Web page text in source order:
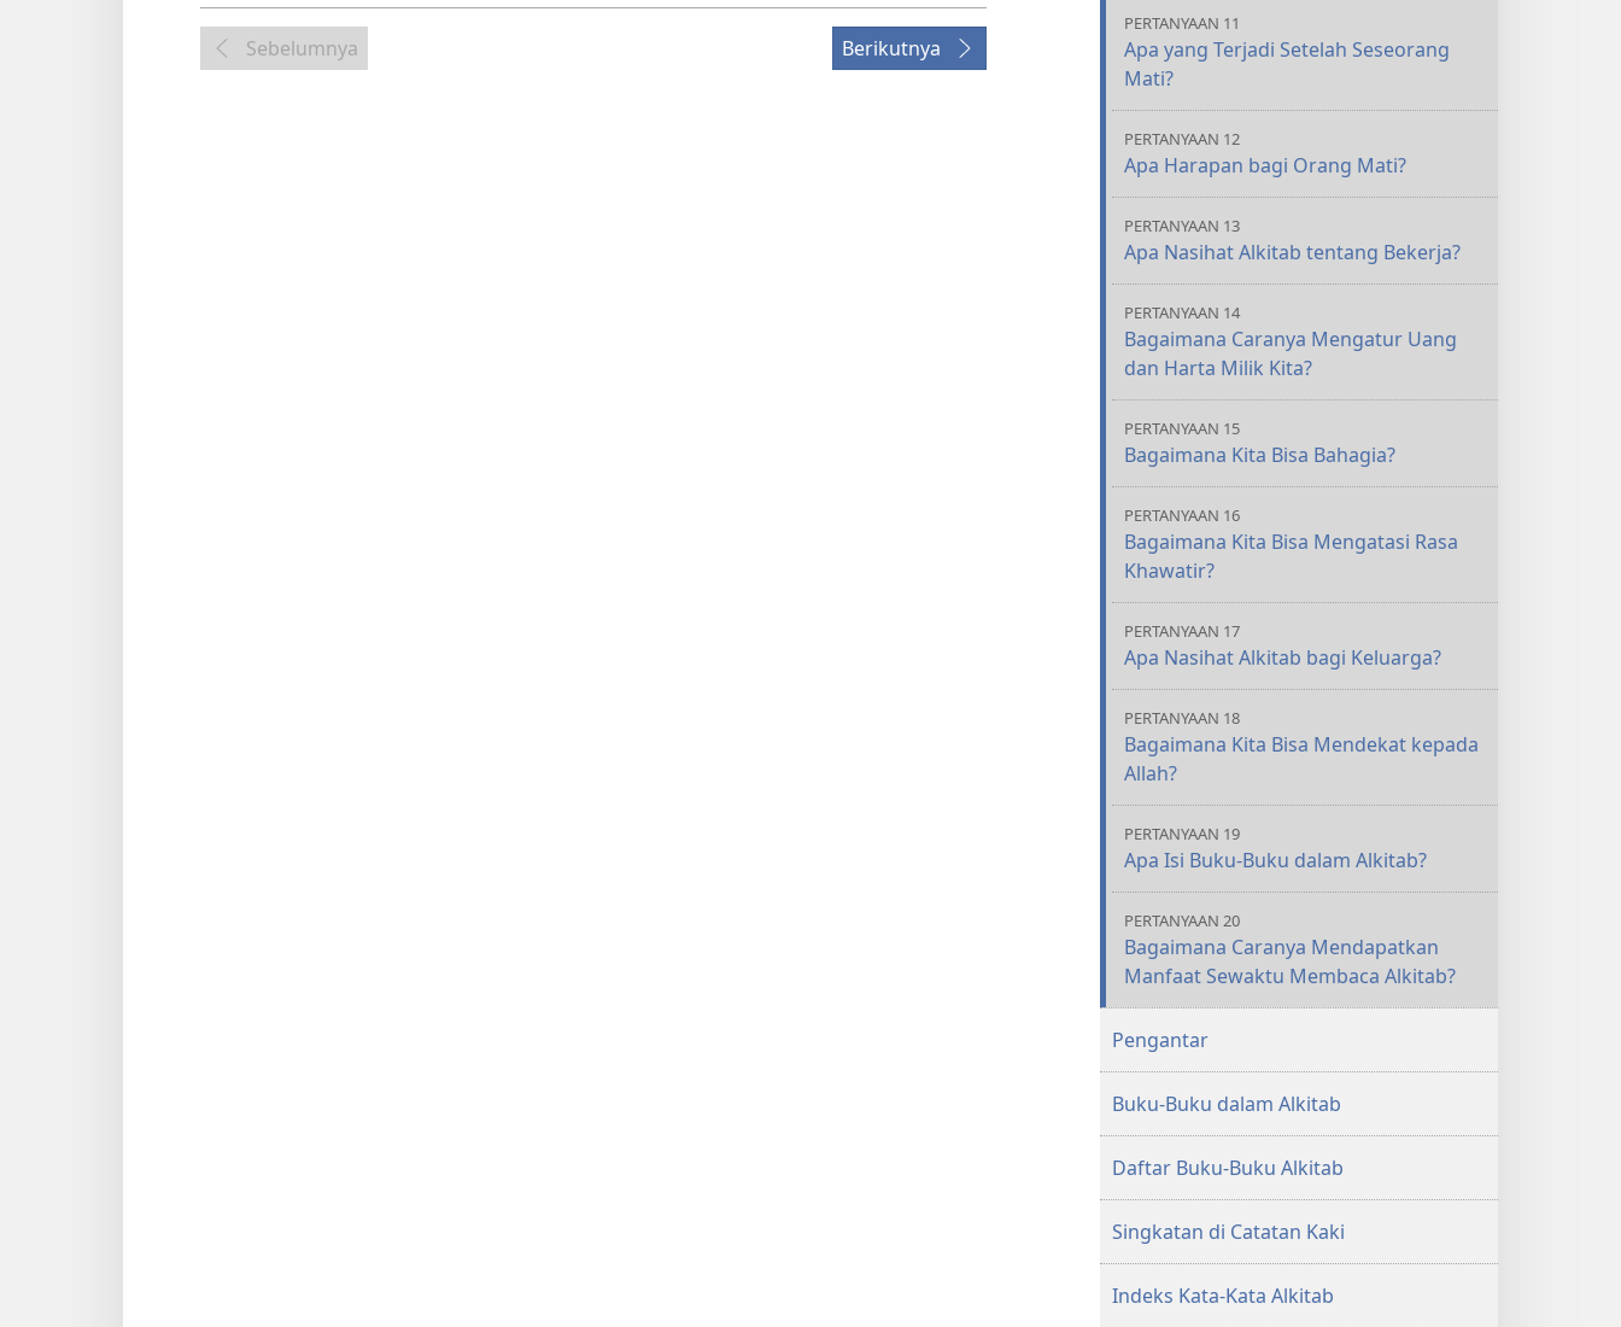
Sebelumnya Berikutnya
PERTANYAAN 11
Apa yang Terjadi Setelah Seseorang
Mati?
PERTANYAAN 12
Apa Harapan bagi Orang Mati?
PERTANYAAN 13
Apa Nasihat Alkitab tentang Bekerja?
PERTANYAAN 14
Bagaimana Caranya Mengatur Uang
dan Harta Milik Kita?
PERTANYAAN 15
Bagaimana Kita Bisa Bahagia?
PERTANYAAN 16
Bagaimana Kita Bisa Mengatasi Rasa
Khawatir?
PERTANYAAN 17
Apa Nasihat Alkitab bagi Keluarga?
PERTANYAAN 18
Bagaimana Kita Bisa Mendekat kepada
Allah?
PERTANYAAN 19
Apa Isi Buku-Buku dalam Alkitab?
PERTANYAAN 20
Bagaimana Caranya Mendapatkan
Manfaat Sewaktu Membaca Alkitab?
Pengantar
Buku-Buku dalam Alkitab
Daftar Buku-Buku Alkitab
Singkatan di Catatan Kaki
Indeks Kata-Kata Alkitab